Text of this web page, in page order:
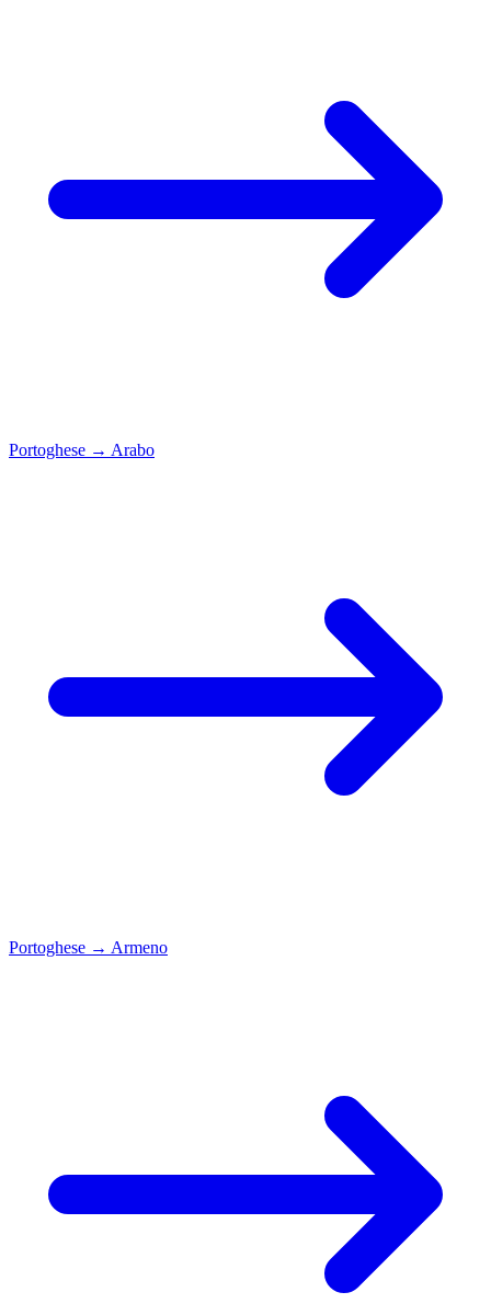
Portoghese → Arabo
Portoghese → Armeno